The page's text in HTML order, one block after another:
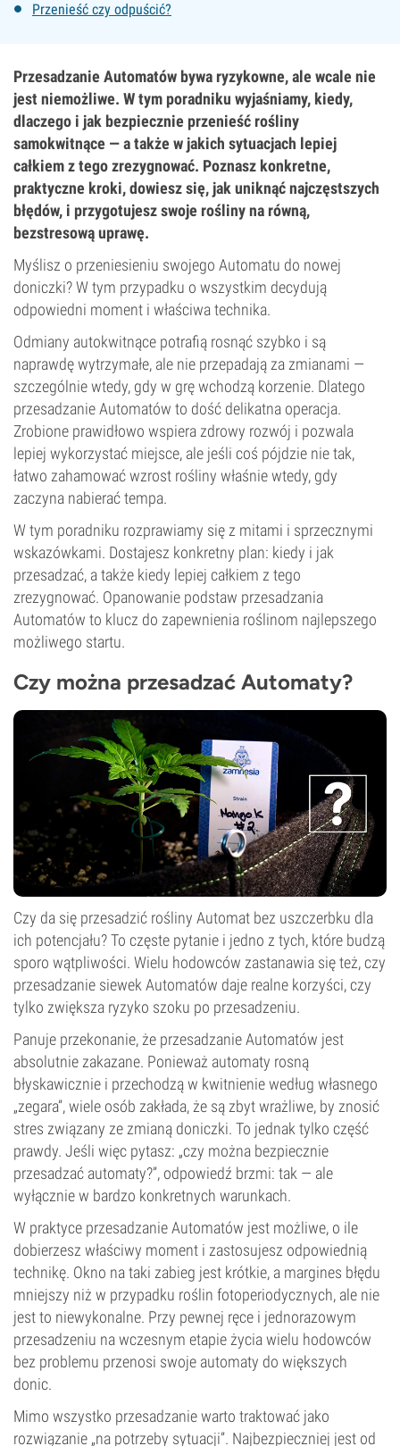
Przenieść czy odpuścić?
Przesadzanie Automatów bywa ryzykowne, ale wcale nie
jest niemożliwe. W tym poradniku wyjaśniamy, kiedy,
dlaczego i jak bezpiecznie przenieść rośliny
samokwitnące — a także w jakich sytuacjach lepiej
całkiem z tego zrezygnować. Poznasz konkretne,
praktyczne kroki, dowiesz się, jak uniknąć najczęstszych
błędów, i przygotujesz swoje rośliny na równą,
bezstresową uprawę.
Myślisz o przeniesieniu swojego Automatu do nowej
doniczki? W tym przypadku o wszystkim decydują
odpowiedni moment i właściwa technika.
Odmiany autokwitnące potrafią rosnąć szybko i są
naprawdę wytrzymałe, ale nie przepadają za zmianami —
szczególnie wtedy, gdy w grę wchodzą korzenie. Dlatego
przesadzanie Automatów to dość delikatna operacja.
Zrobione prawidłowo wspiera zdrowy rozwój i pozwala
lepiej wykorzystać miejsce, ale jeśli coś pójdzie nie tak,
łatwo zahamować wzrost rośliny właśnie wtedy, gdy
zaczyna nabierać tempa.
W tym poradniku rozprawiamy się z mitami i sprzecznymi
wskazówkami. Dostajesz konkretny plan: kiedy i jak
przesadzać, a także kiedy lepiej całkiem z tego
zrezygnować. Opanowanie podstaw przesadzania
Automatów to klucz do zapewnienia roślinom najlepszego
możliwego startu.
Czy można przesadzać Automaty?
Czy da się przesadzić rośliny Automat bez uszczerbku dla
ich potencjału? To częste pytanie i jedno z tych, które budzą
sporo wątpliwości. Wielu hodowców zastanawia się też, czy
przesadzanie siewek Automatów daje realne korzyści, czy
tylko zwiększa ryzyko szoku po przesadzeniu.
Panuje przekonanie, że przesadzanie Automatów jest
absolutnie zakazane. Ponieważ automaty rosną
błyskawicznie i przechodzą w kwitnienie według własnego
„zegara”, wiele osób zakłada, że są zbyt wrażliwe, by znosić
stres związany ze zmianą doniczki. To jednak tylko część
prawdy. Jeśli więc pytasz: „czy można bezpiecznie
przesadzać automaty?”, odpowiedź brzmi: tak — ale
wyłącznie w bardzo konkretnych warunkach.
W praktyce przesadzanie Automatów jest możliwe, o ile
dobierzesz właściwy moment i zastosujesz odpowiednią
technikę. Okno na taki zabieg jest krótkie, a margines błędu
mniejszy niż w przypadku roślin fotoperiodycznych, ale nie
jest to niewykonalne. Przy pewnej ręce i jednorazowym
przesadzeniu na wczesnym etapie życia wielu hodowców
bez problemu przenosi swoje automaty do większych
donic.
Mimo wszystko przesadzanie warto traktować jako
rozwiązanie „na potrzeby sytuacji”. Najbezpieczniej jest od